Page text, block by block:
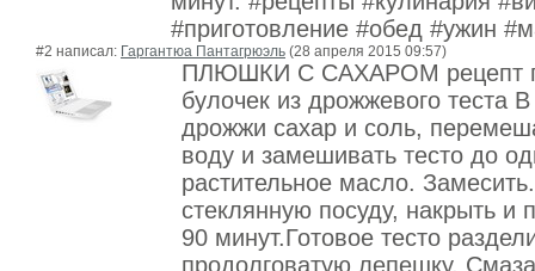
#приготовление #обед #ужин
#2 написал: Гаргантюа Пантагрюэль (28 апреля 2015 09:57)
ПЛЮШКИ С САХАРОМ рецепт
булочек из дрожжевого теста
дрожжи сахар и соль,
воду и замешивать тесто до
растительное масло.
стеклянную посуду, накрыть и
90 минут.Готовое тесто
продолговатую лепешку.